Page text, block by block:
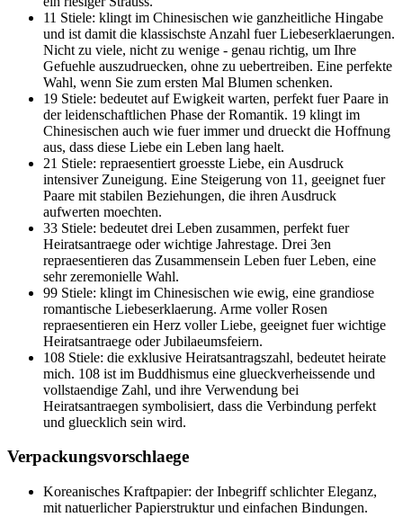
11 Stiele: klingt im Chinesischen wie ganzheitliche Hingabe
und ist damit die klassischste Anzahl fuer Liebeserklaerungen.
Nicht zu viele, nicht zu wenige - genau richtig, um Ihre
Gefuehle auszudruecken, ohne zu uebertreiben. Eine perfekte
Wahl, wenn Sie zum ersten Mal Blumen schenken.
19 Stiele: bedeutet auf Ewigkeit warten, perfekt fuer Paare in
der leidenschaftlichen Phase der Romantik. 19 klingt im
Chinesischen auch wie fuer immer und drueckt die Hoffnung
aus, dass diese Liebe ein Leben lang haelt.
21 Stiele: repraesentiert groesste Liebe, ein Ausdruck
intensiver Zuneigung. Eine Steigerung von 11, geeignet fuer
Paare mit stabilen Beziehungen, die ihren Ausdruck
aufwerten moechten.
33 Stiele: bedeutet drei Leben zusammen, perfekt fuer
Heiratsantraege oder wichtige Jahrestage. Drei 3en
repraesentieren das Zusammensein Leben fuer Leben, eine
sehr zeremonielle Wahl.
99 Stiele: klingt im Chinesischen wie ewig, eine grandiose
romantische Liebeserklaerung. Arme voller Rosen
repraesentieren ein Herz voller Liebe, geeignet fuer wichtige
Heiratsantraege oder Jubilaeumsfeiern.
108 Stiele: die exklusive Heiratsantragszahl, bedeutet heirate
mich. 108 ist im Buddhismus eine glueckverheissende und
vollstaendige Zahl, und ihre Verwendung bei
Heiratsantraegen symbolisiert, dass die Verbindung perfekt
und gluecklich sein wird.
Verpackungsvorschlaege
Koreanisches Kraftpapier: der Inbegriff schlichter Eleganz,
mit natuerlicher Papierstruktur und einfachen Bindungen.